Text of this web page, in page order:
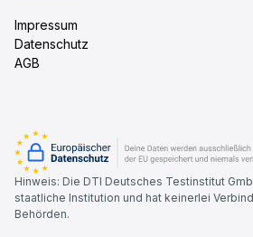
Impressum
Datenschutz
AGB
Hinweis: Die DTI Deutsches Testinstitut
staatliche Institution und hat keinerlei
Behörden.